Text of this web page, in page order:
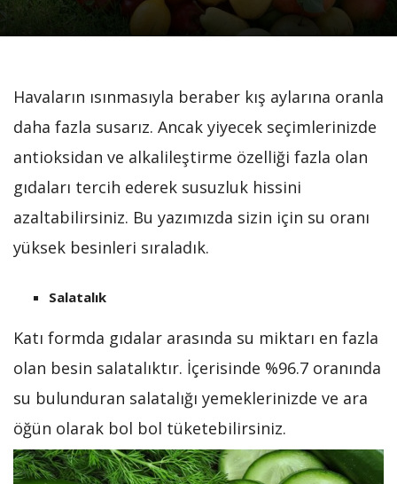
Havaların ısınmasıyla beraber kış aylarına oranla
daha fazla susarız. Ancak yiyecek seçimlerinizde
antioksidan ve alkalileştirme özelliği fazla olan
gıdaları tercih ederek susuzluk hissini
azaltabilirsiniz. Bu yazımızda sizin için su oranı
yüksek besinleri sıraladık.
Salatalık
Katı formda gıdalar arasında su miktarı en fazla
olan besin salatalıktır. İçerisinde %96.7 oranında
su bulunduran salatalığı yemeklerinizde ve ara
öğün olarak bol bol tüketebilirsiniz.